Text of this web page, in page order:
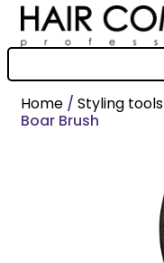
Home / Styling tools
Boar Brush